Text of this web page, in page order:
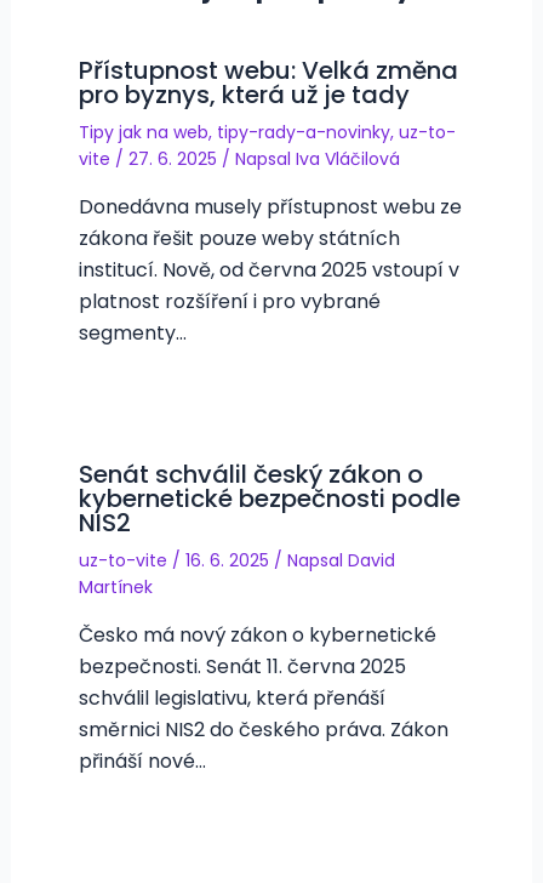
Přístupnost webu: Velká změna
pro byznys, která už je tady
Tipy jak na web, tipy-rady-a-novinky, uz-to-
vite / 27. 6. 2025 / Napsal Iva Vláčilová
Donedávna musely přístupnost webu ze
zákona řešit pouze weby státních
institucí. Nově, od června 2025 vstoupí v
platnost rozšíření i pro vybrané
segmenty…
Senát schválil český zákon o
kybernetické bezpečnosti podle
NIS2
uz-to-vite / 16. 6. 2025 / Napsal David
Martínek
Česko má nový zákon o kybernetické
bezpečnosti. Senát 11. června 2025
schválil legislativu, která přenáší
směrnici NIS2 do českého práva. Zákon
přináší nové…